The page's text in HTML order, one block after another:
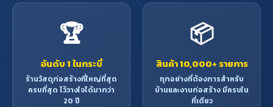
🏆
อันดับ 1 ในกระบี่
ร้านวัสดุก่อสร้างที่ใหญ่ที่สุด
ครบที่สุด ไว้วางใจได้มากว่า
20 ปี
📦
สินค้า 10,000+ รายการ
ทุกอย่างที่ต้องการสำหรับ
บ้านและงานก่อสร้าง มีครบใน
ที่เดียว